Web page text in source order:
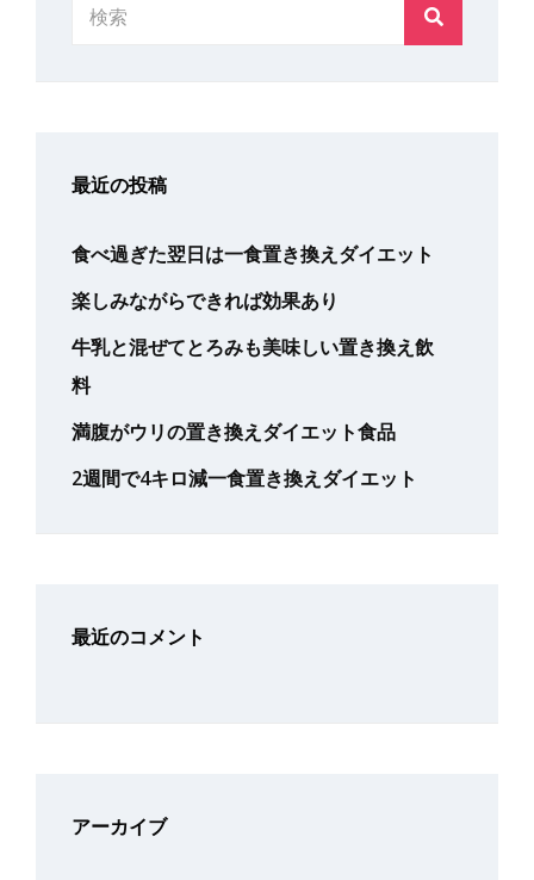
検
索
最近の投稿
食べ過ぎた翌日は一食置き換えダイエット
楽しみながらできれば効果あり
牛乳と混ぜてとろみも美味しい置き換え飲
料
満腹がウリの置き換えダイエット食品
2週間で4キロ減一食置き換えダイエット
最近のコメント
アーカイブ